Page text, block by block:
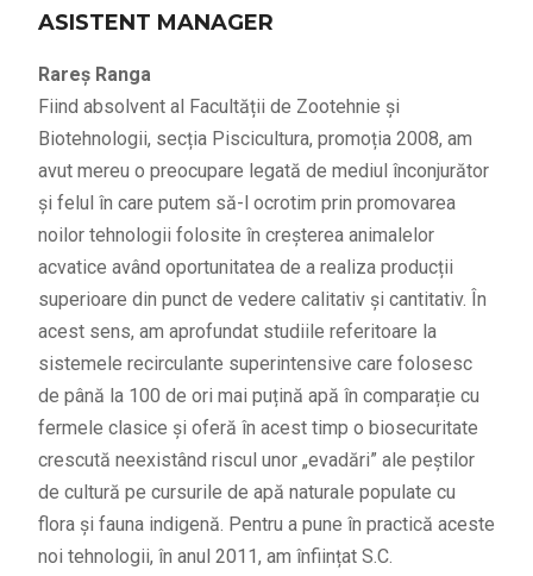
ASISTENT MANAGER
Rareş Ranga
Fiind absolvent al Facultății de Zootehnie și
Biotehnologii, secția Piscicultura, promoția 2008, am
avut mereu o preocupare legată de mediul înconjurător
și felul în care putem să-l ocrotim prin promovarea
noilor tehnologii folosite în creșterea animalelor
acvatice având oportunitatea de a realiza producții
superioare din punct de vedere calitativ și cantitativ. În
acest sens, am aprofundat studiile referitoare la
sistemele recirculante superintensive care folosesc
de până la 100 de ori mai puțină apă în comparație cu
fermele clasice și oferă în acest timp o biosecuritate
crescută neexistând riscul unor „evadări” ale peștilor
de cultură pe cursurile de apă naturale populate cu
flora și fauna indigenă. Pentru a pune în practică aceste
noi tehnologii, în anul 2011, am înființat S.C.